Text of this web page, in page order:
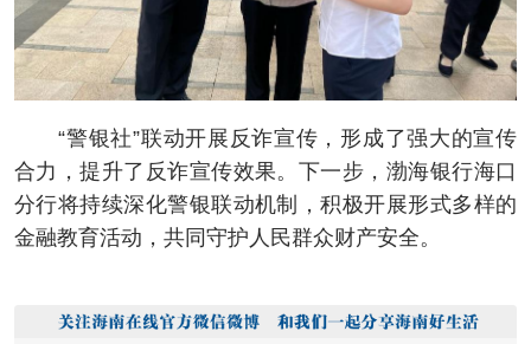
“警银社”联动开展反诈宣传，形成了强大的宣传
合力，提升了反诈宣传效果。下一步，渤海银行海口
分行将持续深化警银联动机制，积极开展形式多样的
金融教育活动，共同守护人民群众财产安全。